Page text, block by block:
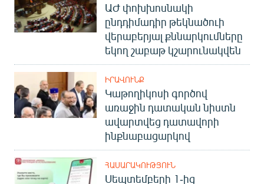
ԱԺ փոխխոսնակի
ընդդիմադիր թեկնածուի
վերաբերյալ քննարկումները
եկող շաբաթ կշարունակվեն
ԻՐԱՎՈՒՆՔ
Կաթողիկոսի գործով
առաջին դատական նիստն
ավարտվեց դատավորի
ինքնաբացարկով
ՀԱՍԱՐԱԿՈՒԹՅՈՒՆ
Սեպտեմբերի 1-ից